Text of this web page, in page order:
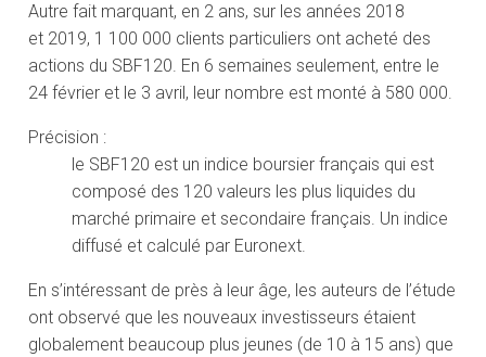
Autre fait marquant, en 2 ans, sur les années 2018
et 2019, 1 100 000 clients particuliers ont acheté des
actions du SBF120. En 6 semaines seulement, entre le
24 février et le 3 avril, leur nombre est monté à 580 000.
Précision :
le SBF120 est un indice boursier français qui est
composé des 120 valeurs les plus liquides du
marché primaire et secondaire français. Un indice
diffusé et calculé par Euronext.
En s’intéressant de près à leur âge, les auteurs de l’étude
ont observé que les nouveaux investisseurs étaient
globalement beaucoup plus jeunes (de 10 à 15 ans) que